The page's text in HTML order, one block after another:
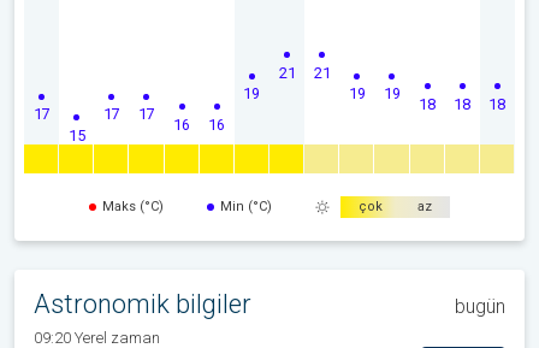
17
15
17 17
16 16
19
21 21
19 19
18 18 18
Maks (°C) Min (°C) çok az
Astronomik bilgiler bugün
09:20 Yerel zaman